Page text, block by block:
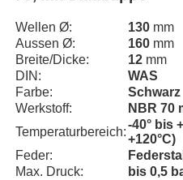
Wellen Ø: 130 mm
Aussen Ø:
160 mm
Breite/Dicke:
12 mm
DIN:
WAS
Farbe:
Schwarz
Werkstoff:
NBR 70
Temperaturbereich:
-40° bis
+120°C)
Feder:
Max. Druck:
bis 0,5